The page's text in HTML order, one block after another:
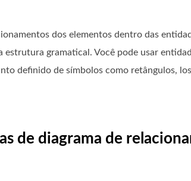
dos elementos dentro das
gramatical. Você pode usar
definido de símbolos como retângulos,
de diagrama de